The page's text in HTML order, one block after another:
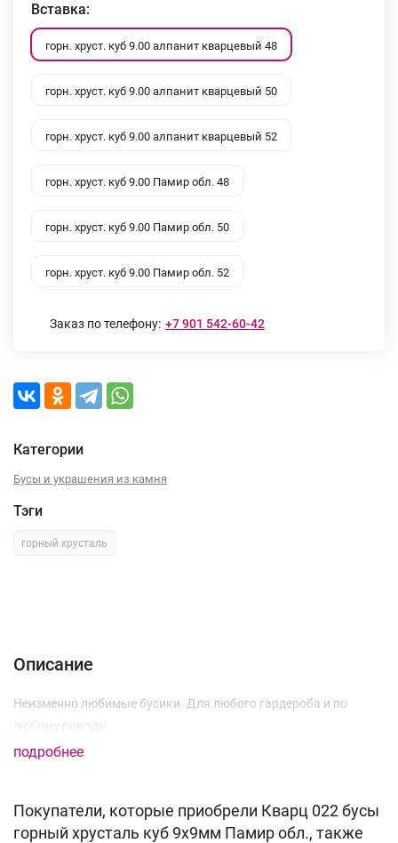
Вставка:
горн. хруст. куб 9.00 алпанит кварцевый 48
горн. хруст. куб 9.00 алпанит кварцевый 50
горн. хруст. куб 9.00 алпанит кварцевый 52
горн. хруст. куб 9.00 Памир обл. 48
горн. хруст. куб 9.00 Памир обл. 50
горн. хруст. куб 9.00 Памир обл. 52
Заказ по телефону: +7 901 542-60-42
Категории
Бусы и украшения из камня
Тэги
горный хрусталь
Описание
Неизменно любимые бусики. Для любого гардероба и по
любому поводу!
подробнее
Покупатели, которые приобрели Кварц 022 бусы
горный хрусталь куб 9х9мм Памир обл., также